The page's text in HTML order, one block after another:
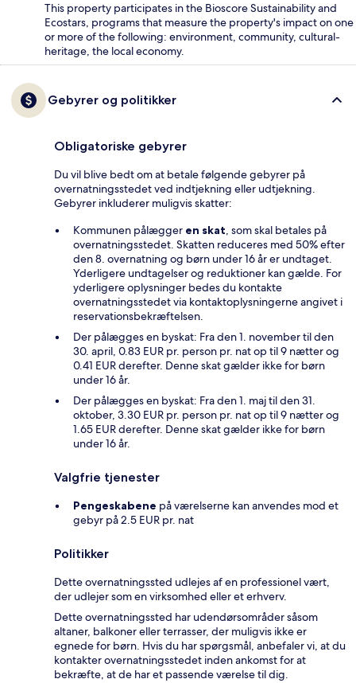
This property participates in the Bioscore Sustainability and
Ecostars, programs that measure the property's impact on one
or more of the following: environment, community, cultural-
heritage, the local economy.
Gebyrer og politikker
Obligatoriske gebyrer
Du vil blive bedt om at betale følgende gebyrer på
overnatningsstedet ved indtjekning eller udtjekning.
Gebyrer inkluderer muligvis skatter:
Kommunen pålægger en skat, som skal betales på
overnatningsstedet. Skatten reduceres med 50% efter
den 8. overnatning og børn under 16 år er undtaget.
Yderligere undtagelser og reduktioner kan gælde. For
yderligere oplysninger bedes du kontakte
overnatningsstedet via kontaktoplysningerne angivet i
reservationsbekræftelsen.
Der pålægges en byskat: Fra den 1. november til den
30. april, 0.83 EUR pr. person pr. nat op til 9 nætter og
0.41 EUR derefter. Denne skat gælder ikke for børn
under 16 år.
Der pålægges en byskat: Fra den 1. maj til den 31.
oktober, 3.30 EUR pr. person pr. nat op til 9 nætter og
1.65 EUR derefter. Denne skat gælder ikke for børn
under 16 år.
Valgfrie tjenester
Pengeskabene på værelserne kan anvendes mod et
gebyr på 2.5 EUR pr. nat
Politikker
Dette overnatningssted udlejes af en professionel vært,
der udlejer som en virksomhed eller et erhverv.
Dette overnatningssted har udendørsområder såsom
altaner, balkoner eller terrasser, der muligvis ikke er
egnede for børn. Hvis du har spørgsmål, anbefaler vi, at du
kontakter overnatningsstedet inden ankomst for at
bekræfte, at de har et passende værelse til dig.